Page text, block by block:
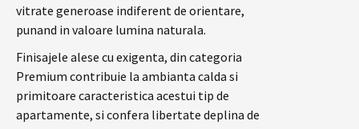
vitrate generoase indiferent de orientare,
punand in valoare lumina naturala.
Finisajele alese cu exigenta, din categoria
Premium contribuie la ambianta calda si
primitoare caracteristica acestui tip de
apartamente, si confera libertate deplina de